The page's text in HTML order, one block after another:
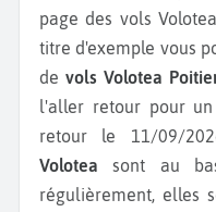
page des vols
titre d'exemple vous
de vols Volotea
l'aller retour pour
retour le 11/09/
Volotea sont au
régulièrement, elles